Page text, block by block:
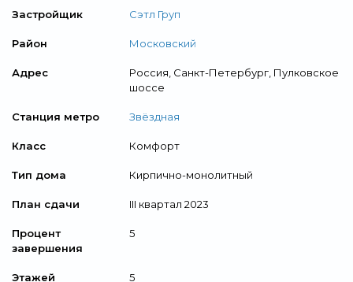
Застройщик Сэтл Груп
Район Московский
Адрес
Россия, Санкт-Петербург, Пулковское
шоссе
Станция метро Звёздная
Класс Комфорт
Тип дома Кирпично-монолитный
План сдачи III квартал 2023
Процент
завершения
5
Этажей 5